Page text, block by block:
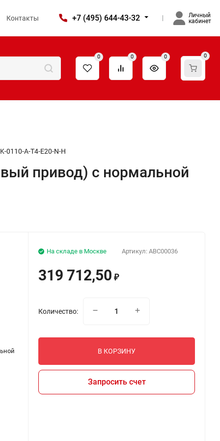
Контакты +7 (495) 644-43-32
Личный
кабинет
0 0 0 0
0110-A-T4-E20-N-H
привод) c нормальной
Артикул: ABC00036
На складе в Москве
319 712,50 ₽
Количество:
В КОРЗИНУ
Запросить счет